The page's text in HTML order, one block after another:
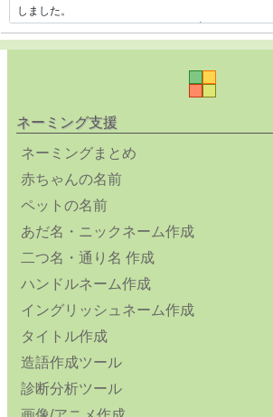
ネーミング支援
ネーミングまとめ
赤ちゃんの名前
ペットの名前
あだ名・ニックネーム作成
二つ名・通り名 作成
ハンドルネーム作成
イングリッシュネーム作成
タイトル作成
造語作成ツール
診断分析ツール